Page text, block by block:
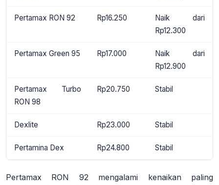
Pertamax RON 92 Rp16.250
Naik dari
Rp12.300
Pertamax Green 95 Rp17.000
Naik dari
Rp12.900
Pertamax Turbo
RON 98
Rp20.750 Stabil
Dexlite Rp23.000 Stabil
Pertamina Dex Rp24.800 Stabil
Pertamax RON 92 mengalami kenaikan paling